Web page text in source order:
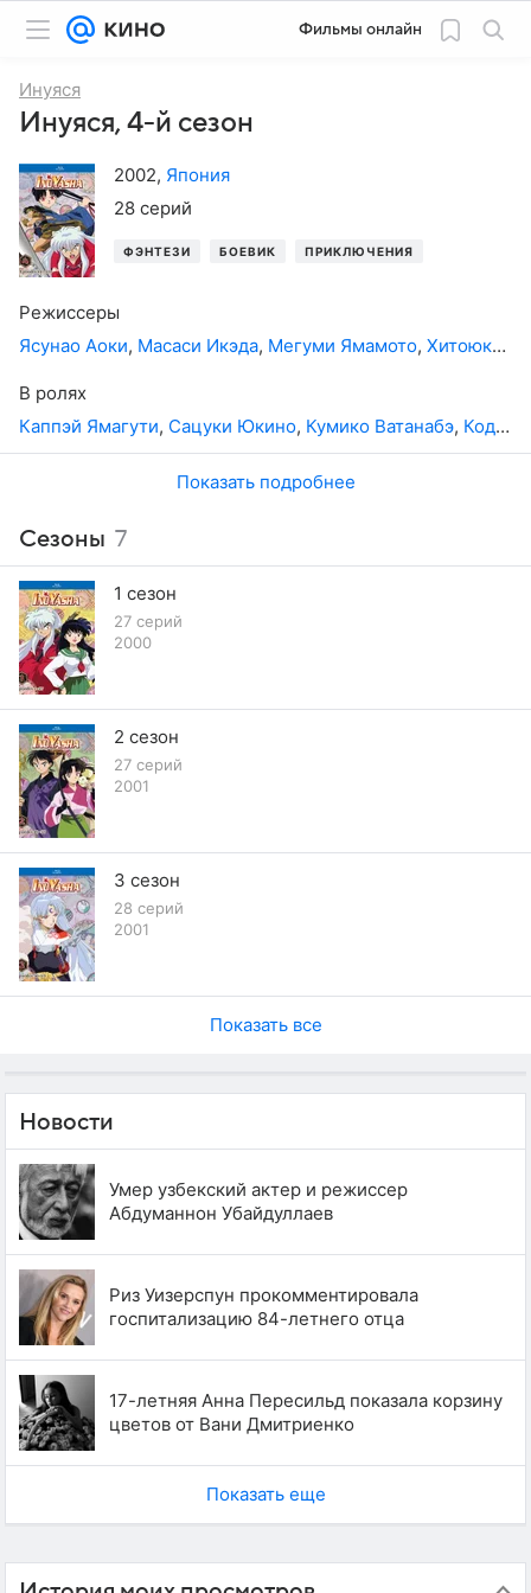
Фильмы онлайн
Инуяся
Инуяся, 4-й сезон
2002, Япония
28 серий
ФЭНТЕЗИ БОЕВИК ПРИКЛЮЧЕНИЯ
Режиссеры
Ясунао Аоки, Масаси Икэда, Мегуми Ямамото, Хитоюки Матсуи
В ролях
Каппэй Ямагути, Сацуки Юкино, Кумико Ватанабэ, Кодзи Цудзитани
Показать подробнее
Сезоны 7
1 сезон
27 серий
2000
2 сезон
27 серий
2001
3 сезон
28 серий
2001
Показать все
Новости
Умер узбекский актер и режиссер
Абдуманнон Убайдуллаев
Риз Уизерспун прокомментировала
госпитализацию 84-летнего отца
17-летняя Анна Пересильд показала корзину
цветов от Вани Дмитриенко
Показать еще